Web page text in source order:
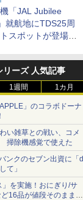
「JAL Jubilee
就航地にTDS25周
スポットが登場。
ーズ 人気記事
1週間 1カ月
」のコラボドーナ
い雑草との戦い、コメ
掃除機感覚で使えた
ンクのセブン出資に「d
て」
を実施！おにぎり/サ
16品が値段そのままで